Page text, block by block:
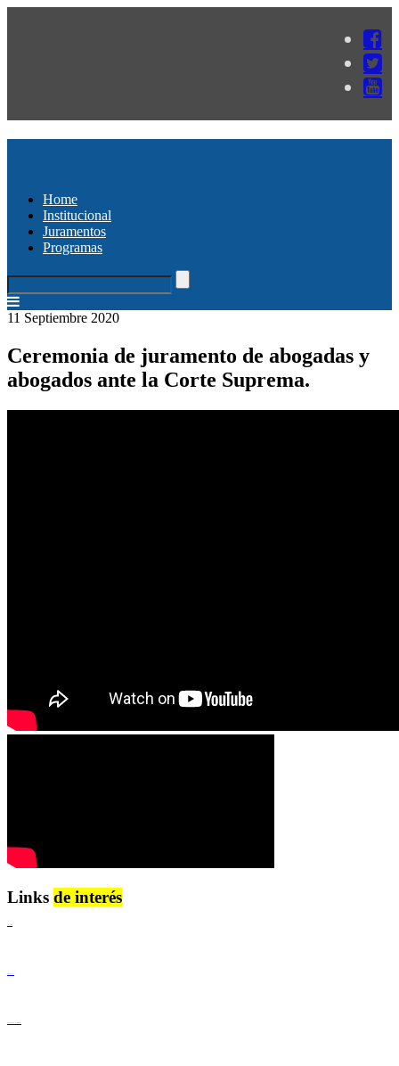
Home
Institucional
Juramentos
Programas
11 Septiembre 2020
Ceremonia de juramento de abogadas y
abogados ante la Corte Suprema.
Links de interés